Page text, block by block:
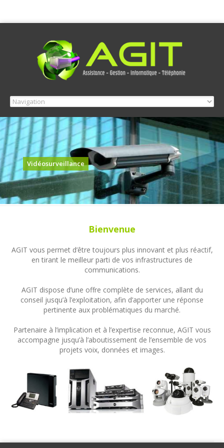
Vidéosurveillance
Bienvenue
AGIT vous permet d’être toujours plus innovant et plus réactif,
en tirant le meilleur parti de vos infrastructures de
communications.
AGIT dispose d’une offre complète de services, allant du
conseil jusqu’à l’exploitation, afin d’apporter une réponse
pertinente aux problématiques du marché.
Partenaire à l’implication et à l’expertise reconnue, AGIT vous
accompagne jusqu’à l’aboutissement de l’ensemble de vos
projets voix, données et images.